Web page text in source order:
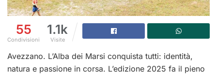
55
Condivisioni
1.1k
Visite
Avezzano. L’Alba dei Marsi conquista tutti: identità,
natura e passione in corsa. L’edizione 2025 fa il pieno